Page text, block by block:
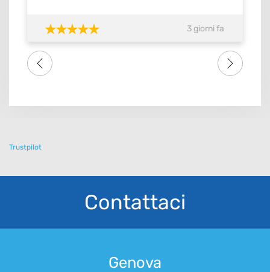
3 giorni fa
massimo del voto SI meritebbe anche 10.
one . Grazie di tutto a tutto lo staff
Trustpilot
Contattaci
Genova